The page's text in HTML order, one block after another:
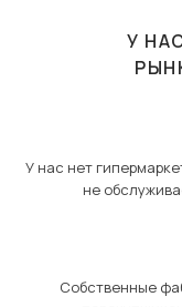
У
У нас нет
не
Собственные